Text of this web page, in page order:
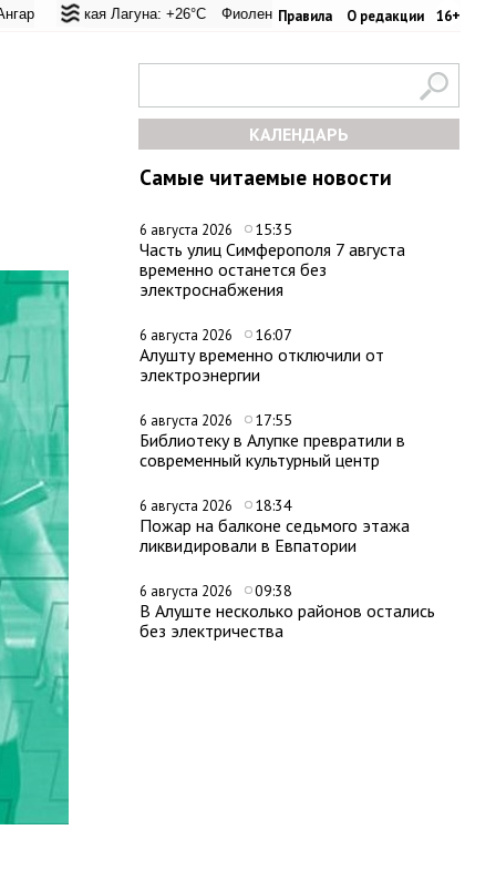
Правила О редакции 16+
Лагуна: +26°C Фиолент: +25.9°C Казачья бухта: +25.9°C
+20.9°C Евпатория: +24.5°C Керчь: +30.6°C Никитский
КАЛЕНДАРЬ
Самые читаемые новости
6 августа 2026 15:35
Часть улиц Симферополя 7 августа
временно останется без
электроснабжения
6 августа 2026 16:07
Алушту временно отключили от
электроэнергии
6 августа 2026 17:55
Библиотеку в Алупке превратили в
современный культурный центр
6 августа 2026 18:34
Пожар на балконе седьмого этажа
ликвидировали в Евпатории
6 августа 2026 09:38
В Алуште несколько районов остались
без электричества